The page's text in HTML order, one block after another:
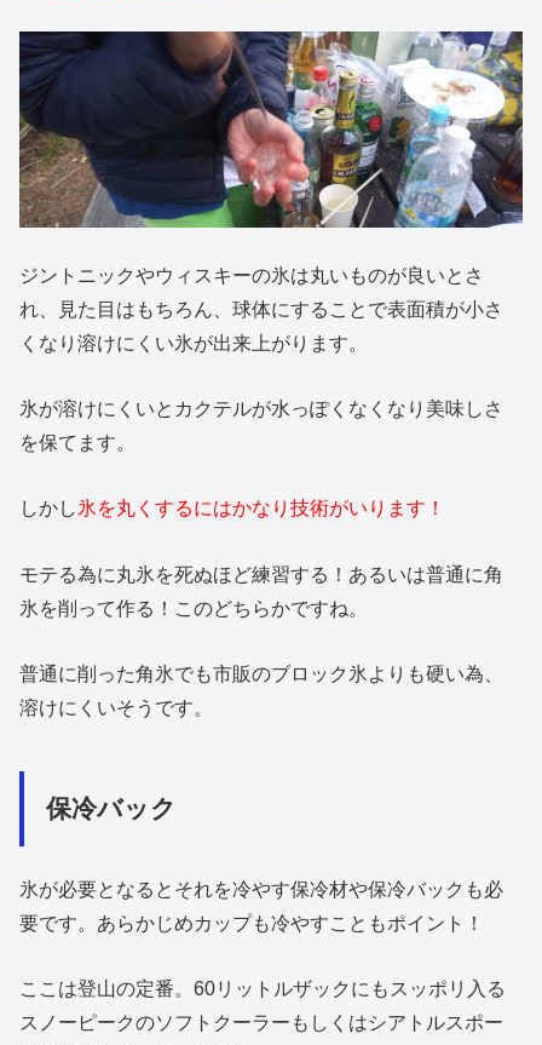
ジントニックやウィスキーの氷は丸いものが良いとさ
れ、見た目はもちろん、球体にすることで表面積が小さ
くなり溶けにくい氷が出来上がります。
氷が溶けにくいとカクテルが水っぽくなくなり美味しさ
を保てます。
しかし氷を丸くするにはかなり技術がいります！
モテる為に丸氷を死ぬほど練習する！あるいは普通に角
氷を削って作る！このどちらかですね。
普通に削った角氷でも市販のブロック氷よりも硬い為、
溶けにくいそうです。
保冷バック
氷が必要となるとそれを冷やす保冷材や保冷バックも必
要です。あらかじめカップも冷やすこともポイント！
ここは登山の定番。60リットルザックにもスッポリ入る
スノーピークのソフトクーラーもしくはシアトルスポー